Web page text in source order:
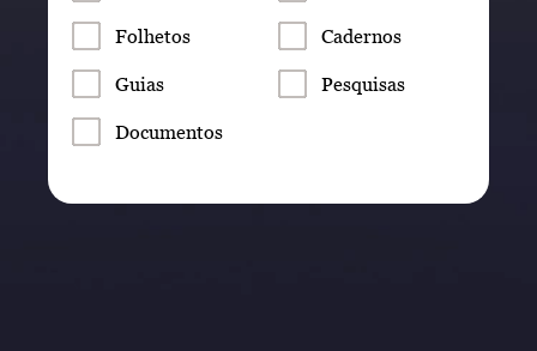
Folhetos Cadernos
Guias Pesquisas
Documentos